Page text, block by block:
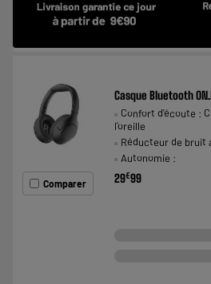
Comparer
Casque Bluetooth
Confort d'écoute :
l'oreille
Réducteur de bruit
Autonomie :
29€99